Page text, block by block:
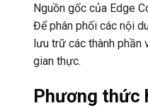
Nguồn gốc của Edge
Để phân phối các nội
lưu trữ các thành phần
gian thực.
Phương thức